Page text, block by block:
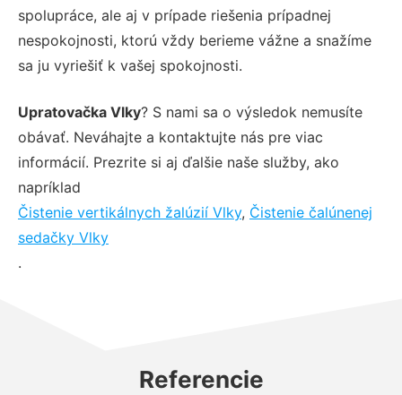
spolupráce, ale aj v prípade riešenia prípadnej
nespokojnosti, ktorú vždy berieme vážne a snažíme
sa ju vyriešiť k vašej spokojnosti.
Upratovačka Vlky? S nami sa o výsledok nemusíte
obávať. Neváhajte a kontaktujte nás pre viac
informácií. Prezrite si aj ďalšie naše služby, ako
napríklad
Čistenie vertikálnych žalúzií Vlky, Čistenie čalúnenej
sedačky Vlky
.
Referencie